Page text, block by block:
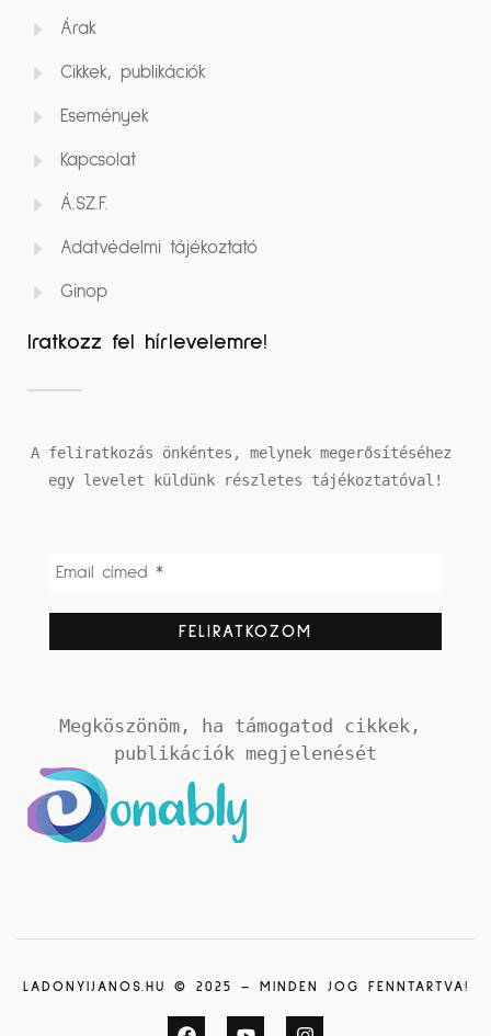
Árak
Cikkek, publikációk
Események
Kapcsolat
Á.SZ.F.
Adatvédelmi tájékoztató
Ginop
Iratkozz fel hírlevelemre!
A feliratkozás önkéntes, melynek megerősítéséhez
egy levelet küldünk részletes tájékoztatóval!
Megköszönöm, ha támogatod cikkek,
publikációk megjelenését
LADONYIJANOS.HU © 2025 – MINDEN JOG FENNTARTVA!